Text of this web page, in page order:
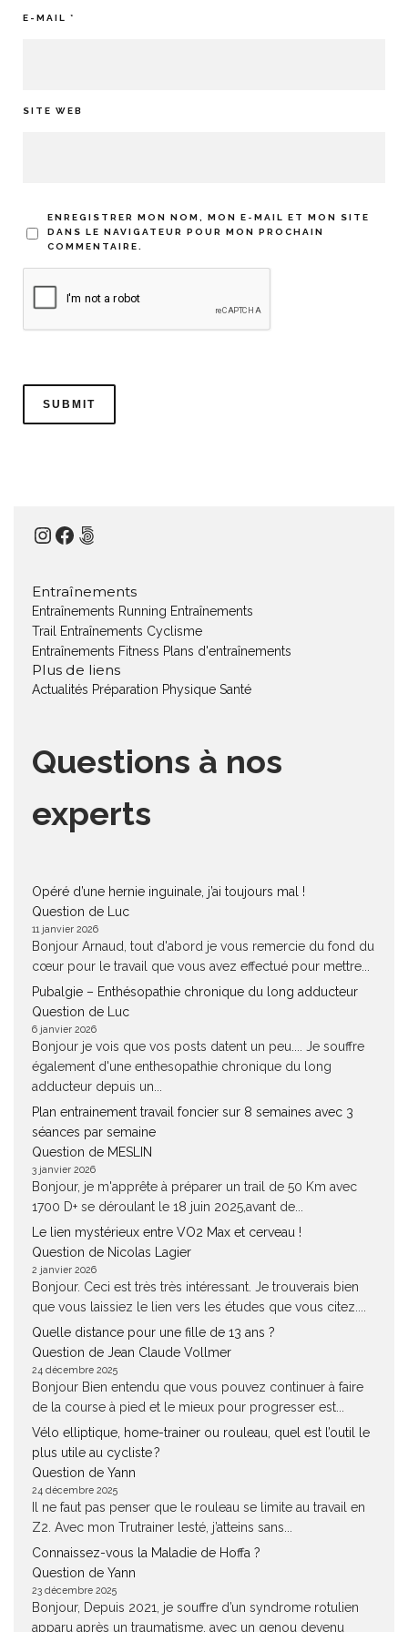
E-MAIL *
SITE WEB
ENREGISTRER MON NOM, MON E-MAIL ET MON SITE
DANS LE NAVIGATEUR POUR MON PROCHAIN
COMMENTAIRE.
Instagram
Facebook
500px
Entraînements
Entraînements Running Entraînements
Trail
Entraînements Cyclisme
Entraînements Fitness Plans d'entraînements
Plus de liens
Actualités Préparation Physique Santé
Questions à nos
experts
Opéré d’une hernie inguinale, j’ai toujours mal !
Question de Luc
11 janvier 2026
Bonjour Arnaud, tout d'abord je vous remercie du fond du
cœur pour le travail que vous avez effectué pour mettre...
Pubalgie – Enthésopathie chronique du long adducteur
Question de Luc
6 janvier 2026
Bonjour je vois que vos posts datent un peu.... Je souffre
également d'une enthesopathie chronique du long
adducteur depuis un...
Plan entrainement travail foncier sur 8 semaines avec 3
séances par semaine
Question de MESLIN
3 janvier 2026
Bonjour, je m'apprête à préparer un trail de 50 Km avec
1700 D+ se déroulant le 18 juin 2025,avant de...
Le lien mystérieux entre VO2 Max et cerveau !
Question de Nicolas Lagier
2 janvier 2026
Bonjour. Ceci est très très intéressant. Je trouverais bien
que vous laissiez le lien vers les études que vous citez....
Quelle distance pour une fille de 13 ans ?
Question de Jean Claude Vollmer
24 décembre 2025
Bonjour Bien entendu que vous pouvez continuer à faire
de la course à pied et le mieux pour progresser est...
Vélo elliptique, home-trainer ou rouleau, quel est l’outil le
plus utile au cycliste ?
Question de Yann
24 décembre 2025
Il ne faut pas penser que le rouleau se limite au travail en
Z2. Avec mon Trutrainer lesté, j’atteins sans...
Connaissez-vous la Maladie de Hoffa ?
Question de Yann
23 décembre 2025
Bonjour, Depuis 2021, je souffre d’un syndrome rotulien
apparu après un traumatisme, avec un genou devenu